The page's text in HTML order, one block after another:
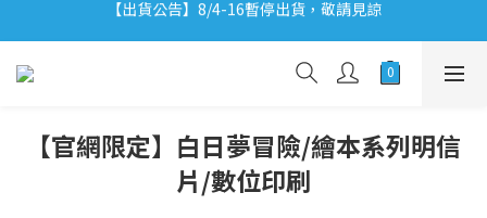
【出貨公告】8/4-16暫停出貨，敬請見諒
ʕ•͡ᴥ•ʔ 聽小恐龍故事 x 信義法雅客｜活動詳情請點我
ʕ•͡ᴥ•ʔ 【優惠相報】登入會員享更多優惠。
【官網限定】白日夢冒險/繪本系列明信
片/數位印刷